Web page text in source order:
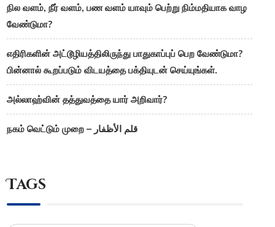
நில வளம், நீர் வளம், பண வளம் யாவும் பெற்று நிம்மதியாக வாழ
வேண்டுமா?
எதிரிகளின் அட்டூழியத்திலிருந்து பாதுகாப்புப் பெற வேண்டுமா?
பின்னால் கூறப்படும் விடயத்தை பக்தியுடன் செய்யுங்கள்.
அல்லாஹ்வின் தத்துவத்தை யார் அறிவார்?
நகம் வெட்டும் முறை – قلم الأظفار
Tags